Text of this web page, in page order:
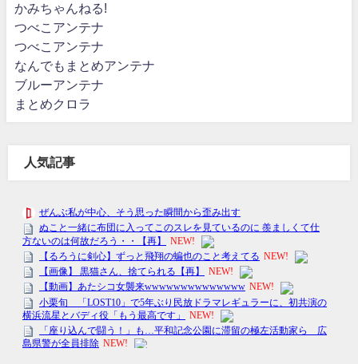
かみちゃんねる!
つべこアンテナ
つべこアンテナ
なんでもまとめアンテナ
ブルーアンテナ
まとめクロラ
人気記事